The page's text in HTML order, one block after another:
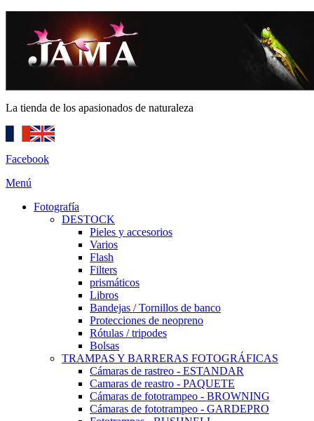
La tienda de los apasionados de naturaleza
Facebook
Menú
Fotografía
DESTOCK
Pieles y accesorios
Varios
Flash
Filters
prismáticos
Libros
Bandejas / Tornillos de banco
Protecciones de neopreno
Rótulas / tripodes
Bolsas
TRAMPAS Y BARRERAS FOTOGRÁFICAS
Cámaras de rastreo - ESTANDAR
Camaras de reastro - PAQUETE
Cámaras de fototrampeo - BROWNING
Cámaras de fototrampeo - GARDEPRO